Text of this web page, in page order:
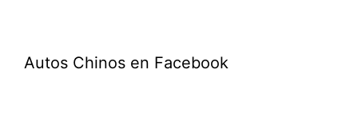
Autos Chinos en Facebook